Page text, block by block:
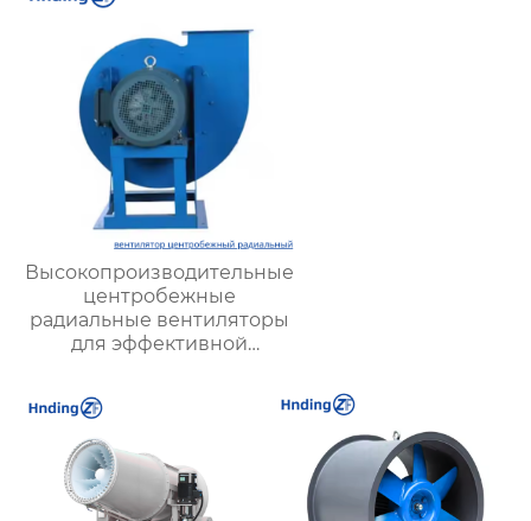
Высокопроизводительные
центробежные
радиальные вентиляторы
для эффективной
промышленного
оборудования